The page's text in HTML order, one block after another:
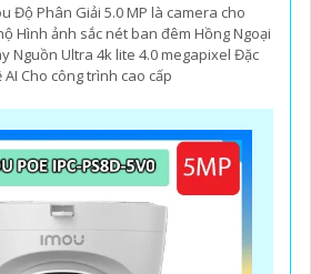
Độ Phân Giải 5.0 MP là camera cho
Hình ảnh sắc nét ban đêm Hồng Ngoại
Nguồn Ultra 4k lite 4.0 megapixel Đặc
Cho công trình cao cấp